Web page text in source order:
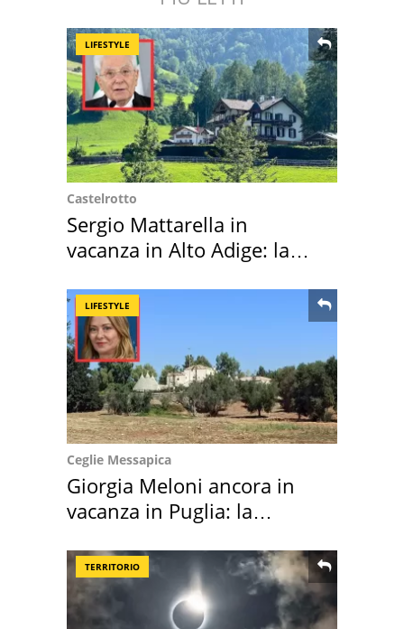
LIFESTYLE
Castelrotto
Sergio Mattarella in
vacanza in Alto Adige: la
LIFESTYLE
Ceglie Messapica
Giorgia Meloni ancora in
vacanza in Puglia: la
TERRITORIO